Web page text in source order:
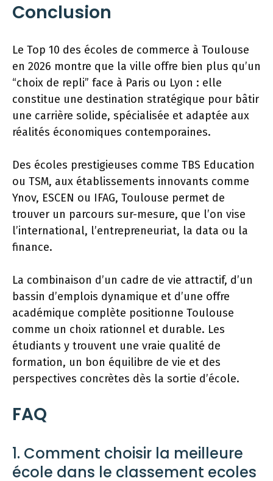
Conclusion
Le Top 10 des écoles de commerce à Toulouse
en 2026 montre que la ville offre bien plus qu’un
“choix de repli” face à Paris ou Lyon : elle
constitue une destination stratégique pour bâtir
une carrière solide, spécialisée et adaptée aux
réalités économiques contemporaines.
Des écoles prestigieuses comme TBS Education
ou TSM, aux établissements innovants comme
Ynov, ESCEN ou IFAG, Toulouse permet de
trouver un parcours sur-mesure, que l’on vise
l’international, l’entrepreneuriat, la data ou la
finance.
La combinaison d’un cadre de vie attractif, d’un
bassin d’emplois dynamique et d’une offre
académique complète positionne Toulouse
comme un choix rationnel et durable. Les
étudiants y trouvent une vraie qualité de
formation, un bon équilibre de vie et des
perspectives concrètes dès la sortie d’école.
FAQ
1. Comment choisir la meilleure
école dans le classement ecoles